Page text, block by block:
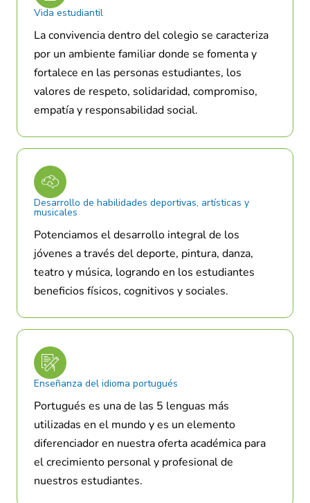
Vida estudiantil
La convivencia dentro del colegio se caracteriza
por un ambiente familiar donde se fomenta y
fortalece en las personas estudiantes, los
valores de respeto, solidaridad, compromiso,
empatía y responsabilidad social.
Desarrollo de habilidades deportivas, artísticas y
musicales
Potenciamos el desarrollo integral de los
jóvenes a través del deporte, pintura, danza,
teatro y música, logrando en los estudiantes
beneficios físicos, cognitivos y sociales.
Enseñanza del idioma portugués
Portugués es una de las 5 lenguas más
utilizadas en el mundo y es un elemento
diferenciador en nuestra oferta académica para
el crecimiento personal y profesional de
nuestros estudiantes.